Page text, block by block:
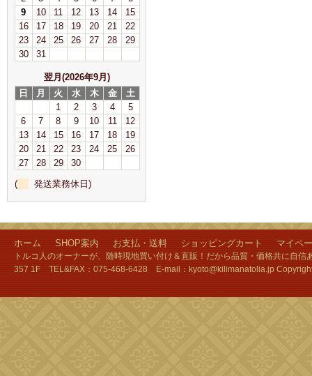
9
10 11 12 13 14
15
16
17 18 19 20 21
22
23
24 25 26 27 28
29
30
31
翌月(2026年9月)
日
月 火 水 木 金
土
1
2 3 4
5
6
7 8 9 10 11
12
13
14 15 16 17 18
19
20
21 22 23 24 25
26
27
28 29
30
(
発送業務休日)
ホーム SHOP案内 お支払・送料 ショッピングカート マイペ
トルコ人のオーナーが、随時現地買い付け＆直販！だから品質・価格共に自
357 1F TEL&FAX：075-468-6428 E-mail：kyoto@kilimanatolia.jp